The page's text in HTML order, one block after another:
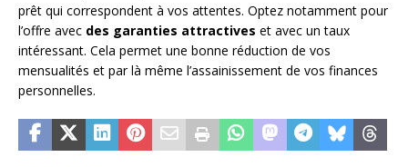
prêt qui correspondent à vos attentes. Optez notamment pour
l’offre avec des garanties attractives et avec un taux
intéressant. Cela permet une bonne réduction de vos
mensualités et par là même l’assainissement de vos finances
personnelles.